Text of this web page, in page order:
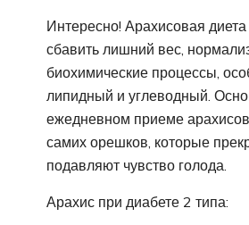
Интересно! Арахисовая диета
сбавить лишний вес,
биохимические процессы,
липидный и углеводный.
ежедневном приеме
самих орешков, которые
подавляют чувство голода.
Арахис при диабете 2 типа: